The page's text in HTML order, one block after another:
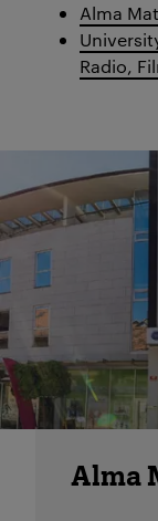
Alma
Radio,
Alma